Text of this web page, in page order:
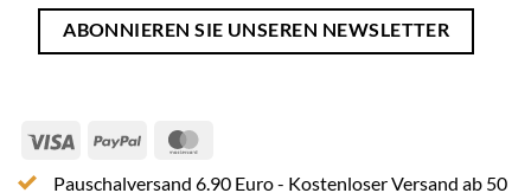
ABONNIEREN SIE UNSEREN NEWSLETTER
Visa PayPal
Pauschalversand 6.90 Euro - Kostenloser Versand ab 50